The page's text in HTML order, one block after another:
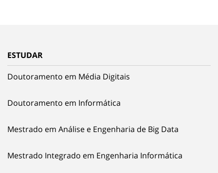
ESTUDAR
Doutoramento em Média Digitais
Doutoramento em Informática
Mestrado em Análise e Engenharia de Big Data
Mestrado Integrado em Engenharia Informática